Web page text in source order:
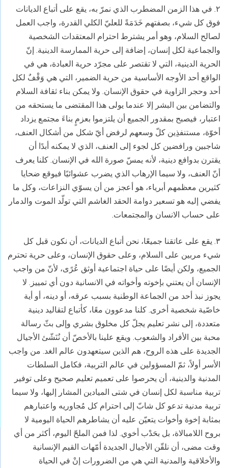
۲. في هذا الزمن المضطرب الذي نمرّ به، يقع على أتباع الديانات
فوق كل شيء، بصفتهم خَدَمَةً للعليّ الكلي القدرة، واجب العمل
لصالح السلام، وهو أمر يشترط احترام المعتقدات الشخصية
والجماعية لكل إنسان، إضافة إلى حرية الممارسة الدينية. إنّ
الحرية الدينية، التي لا تقتصر على مجرّد حرية العبادة، هي في
الواقع أحد الأوجه الأساسية من حرية الضمير، التي هي وَقْفٌ لكل
أحد وحجر الزاوية في حقوق الإنسان. ولا يمكن بناء ثقافة السلام
والتضامن بين البشر إلا عندما يولى هذا المقتضى ما يستحقه من
اعتبار، فيصبح بمقدور الجميع أن يلتزموا بعزمٍ بناءَ مجتمع يزداد
أخوّة، مستنفذِين كلّ وسعهم لرفض أيّ شكل من أشكال العنف،
شاجبين ورافضين كل لجوء إلى العنف، الذي لا يمكنه أبدًا أن
يقترن بدوافع دينية، لأنه يمسّ صورة الله في الإنسان. كلنا يعرف
أنّ العنف، ولا سيما الإرهاب الذي يضرب عشوائيًا فيوقع ضحايا
كثيرين معظمهم أبرياء، هو أعجز من أن يسوّي النزاعات، وكل ما
يفضي إليه هو تسعير دوامة الحقد الغاشم التي تولّد الموت والدمار
على حساب الانسان والمجتمعات.
۳. يقع على عاتقنا جميعًا، نحن أتباع الديانات، أن نكون قبل كل
شيء مربين على السلام، وعلى حقوق الإنسان، وعلى حرية تحترم
الجميع، ولكن أيضًا على حياة اجتماعية أوثق عُرًى، لأنّ من واجب
الإنسان أن يعتني بإخوته وأخواته في الانسانية دون أي تمييز. لا
يجوز نبذ أحد من الجماعة الوطنية بسبب عرقه، أو دينه، أو أية
خاصّية شخصية أخرى. كلنا مدعوون معًا، كأتباع لتقاليد دينية
متعددة، إلى نشر تعليم يجلّ كل مخلوق بشري وإلى بثّ رسالة
محبة بين الأفراد والشعوب. ويقع علينا بالأخصّ أن نُنَشّئ الأجيال
الجديدة على هذه الروح، هم الذين سيتعهدون عالم الغد. من واجب
الأسر أولاً، ثمّ المسؤولين في عالم التربية، فكامل السلطات
المدنية والدينية، أن يحرصوا على تعميم تعليم صحيح وعلى توفير
تربية مناسبة لكل إنسان في شتى الميادين المشار إليها، ولا سيما
تربية مدنية تدعو كل شابّ إلى احترام كل مُجاوريه واعتبارهم
بمثابة إخوة وأخوات يتعيّن عليه أن يشاطرهم الحياة اليومية لا
بروح اللامبالاة، بل بحَدْب أخوي. لذا فمن الملحّ اليوم، أكثر من أي
وقت مضى، أن نلقّن الأجيال الجديدة أمّهات القيم الإنسانية
والأخلاقية والمدنية التي هي من الضرورات إنْ في الحياة